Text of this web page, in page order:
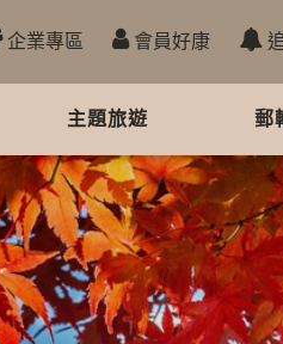
企業專區 會員好康
主題旅遊 郵